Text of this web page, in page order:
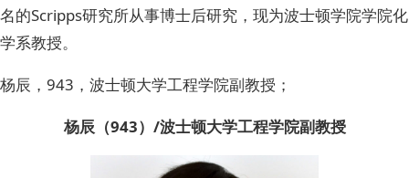
名的Scripps研究所从事博士后研究，现为波士顿学院学院化
学系教授。
杨辰，943，波士顿大学工程学院副教授；
杨辰（943）/波士顿大学工程学院副教授